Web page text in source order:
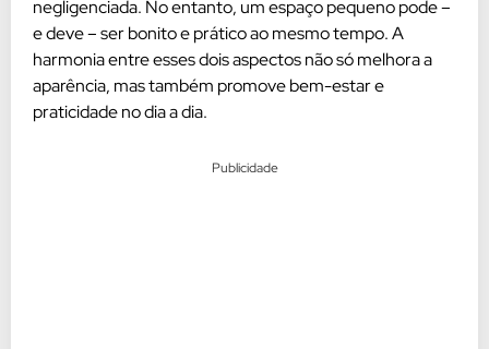
negligenciada. No entanto, um espaço pequeno pode –
e deve – ser bonito e prático ao mesmo tempo. A
harmonia entre esses dois aspectos não só melhora a
aparência, mas também promove bem-estar e
praticidade no dia a dia.
Publicidade